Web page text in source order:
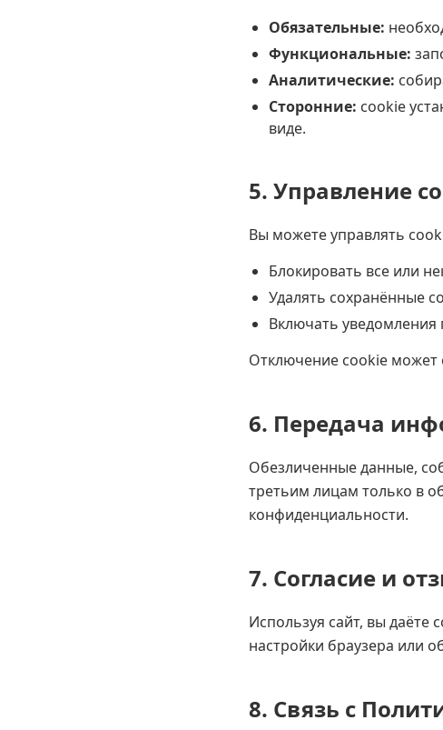
Обязательные:
Функциональные:
Аналитические:
Сторонние: cookie
виде.
5. Управление
Вы можете управлять
Блокировать все или
Удалять сохранённые
Включать уведомления
Отключение cookie может
6. Передача
Обезличенные данные,
третьим лицам только в
конфиденциальности.
7. Согласие и
Используя сайт, вы даёте
настройки браузера или
8. Связь с